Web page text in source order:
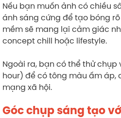
Nếu bạn muốn ảnh có chiều
ánh sáng cứng để tạo bóng
mềm sẽ mang lại cảm giác
concept chill hoặc lifestyle.
Ngoài ra, bạn có thể thử
hour) để có tông màu ấm áp,
mạng xã hội.
Góc chụp sáng tạo